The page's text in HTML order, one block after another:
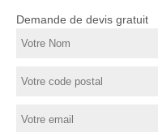
Demande de devis gratuit